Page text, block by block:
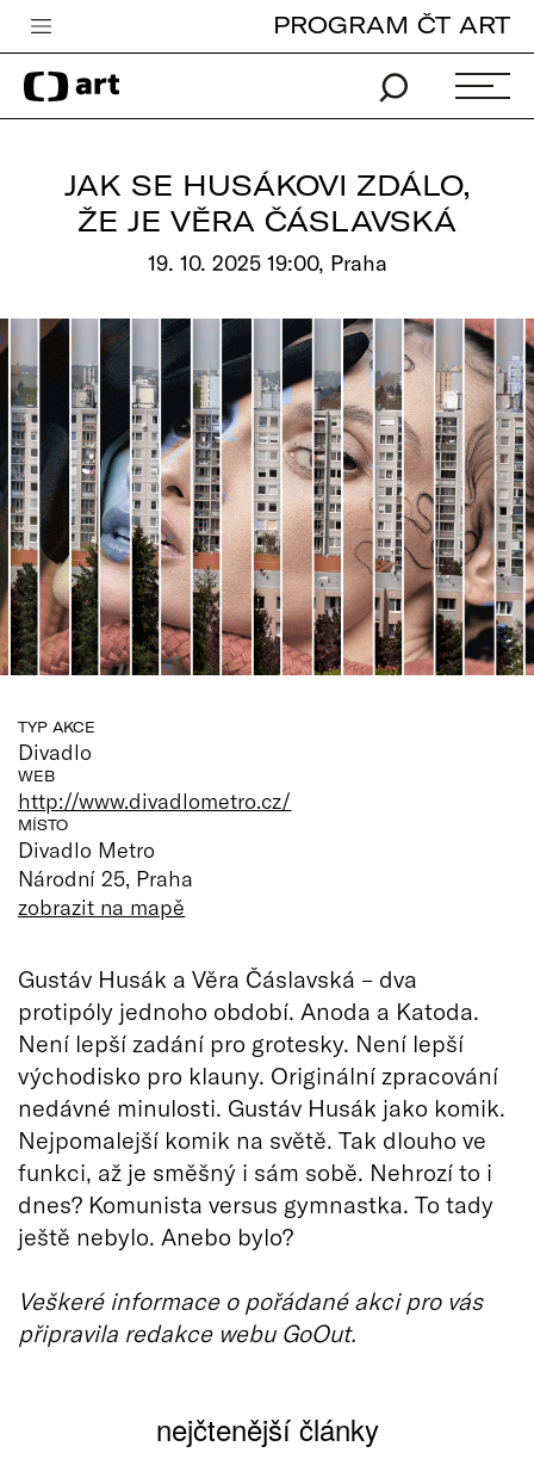
Česká televize
Zpravodajství
iVysílání
Vše o ČT
PROGRAM ČT ART
JAK SE HUSÁKOVI ZDÁLO,
ŽE JE VĚRA ČÁSLAVSKÁ
19. 10. 2025 19:00, Praha
TYP AKCE
Divadlo
WEB
http://www.divadlometro.cz/
MÍSTO
Divadlo Metro
Národní 25, Praha
zobrazit na mapě
Gustáv Husák a Věra Čáslavská – dva
protipóly jednoho období. Anoda a Katoda.
Není lepší zadání pro grotesky. Není lepší
východisko pro klauny. Originální zpracování
nedávné minulosti. Gustáv Husák jako komik.
Nejpomalejší komik na světě. Tak dlouho ve
funkci, až je směšný i sám sobě. Nehrozí to i
dnes? Komunista versus gymnastka. To tady
ještě nebylo. Anebo bylo?
Veškeré informace o pořádané akci pro vás
připravila redakce webu GoOut.
nejčtenější články